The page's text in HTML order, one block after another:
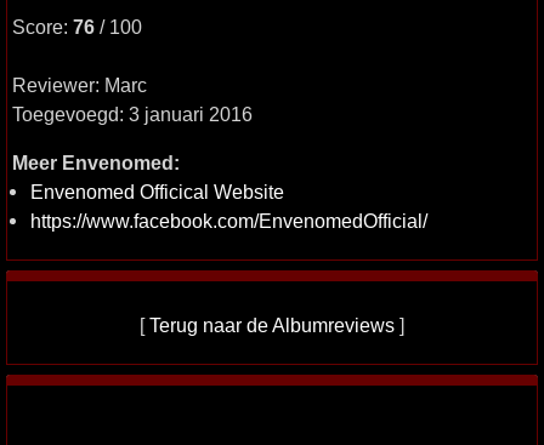
Score: 76 / 100
Reviewer: Marc
Toegevoegd: 3 januari 2016
Meer Envenomed:
Envenomed Officical Website
https://www.facebook.com/EnvenomedOfficial/
[Terug naar de Albumreviews ]